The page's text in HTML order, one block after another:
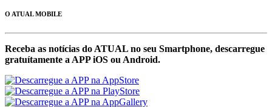
O ATUAL MOBILE
Receba as notícias do ATUAL no seu Smartphone, descarregue
gratuítamente a APP iOS ou Android.